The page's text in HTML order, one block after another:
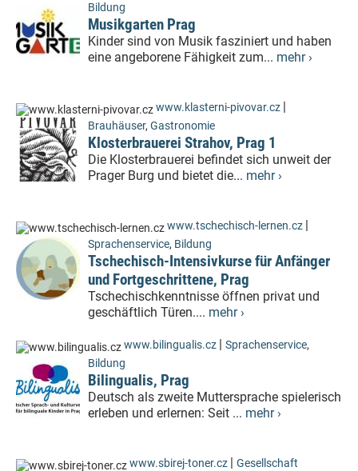
Bildung
Musikgarten Prag
Kinder sind von Musik fasziniert und haben
eine angeborene Fähigkeit zum... mehr ›
www.klasterni-pivovar.cz |
Brauhäuser, Gastronomie
Klosterbrauerei Strahov, Prag 1
Die Klosterbrauerei befindet sich unweit der
Prager Burg und bietet die... mehr ›
www.tschechisch-lernen.cz |
Sprachenservice, Bildung
Tschechisch-Intensivkurse für Anfänger
und Fortgeschrittene, Prag
Tschechischkenntnisse öffnen privat und
geschäftlich Türen.... mehr ›
www.bilingualis.cz | Sprachenservice,
Bildung
Bilingualis, Prag
Deutsch als zweite Muttersprache spielerisch
erleben und erlernen: Seit ... mehr ›
www.sbirej-toner.cz | Gesellschaft